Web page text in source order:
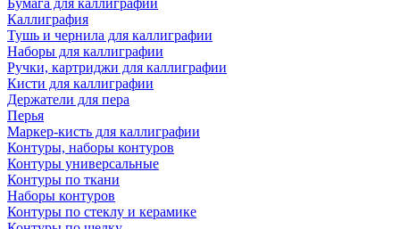
Бумага для каллиграфии
Каллиграфия
Тушь и чернила для каллиграфии
Наборы для каллиграфии
Ручки, картриджи для каллиграфии
Кисти для каллиграфии
Держатели для пера
Перья
Маркер-кисть для каллиграфии
Контуры, наборы контуров
Контуры универсальные
Контуры по ткани
Наборы контуров
Контуры по стеклу и керамике